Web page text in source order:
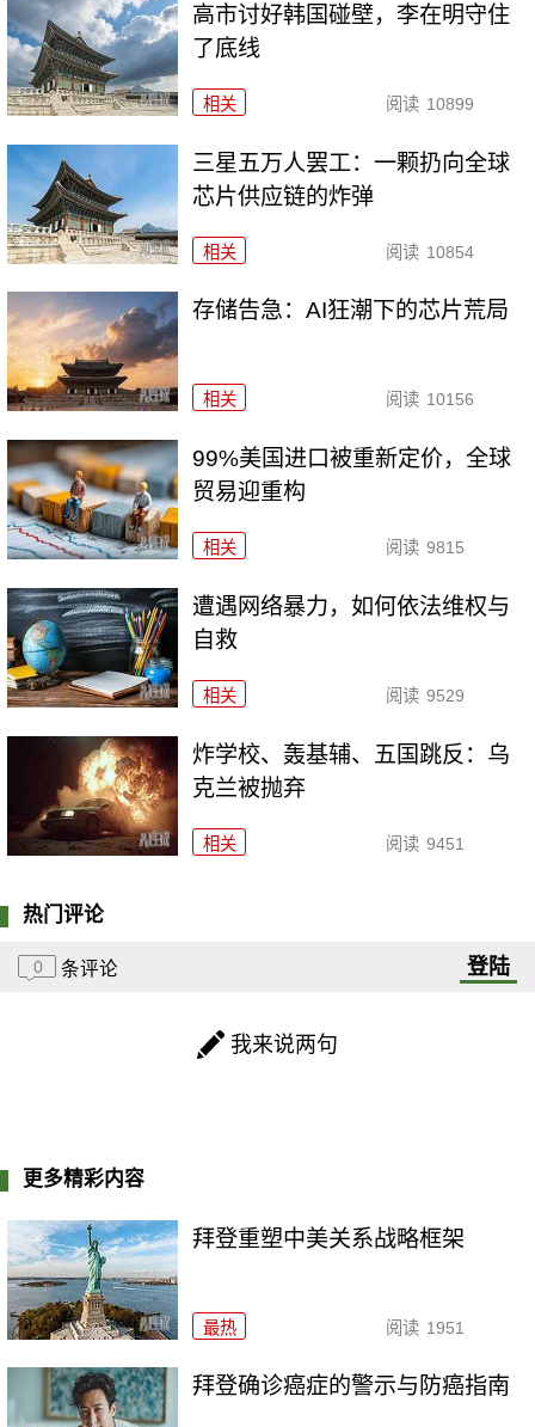
高市讨好韩国碰壁，李在明守住
了底线
相关 阅读 10899
三星五万人罢工：一颗扔向全球
芯片供应链的炸弹
相关 阅读 10854
存储告急：AI狂潮下的芯片荒局
相关 阅读 10156
99%美国进口被重新定价，全球
贸易迎重构
相关 阅读 9815
遭遇网络暴力，如何依法维权与
自救
相关 阅读 9529
炸学校、轰基辅、五国跳反：乌
克兰被抛弃
相关 阅读 9451
热门评论
0 条评论 登陆
我来说两句
更多精彩内容
拜登重塑中美关系战略框架
最热 阅读 1951
拜登确诊癌症的警示与防癌指南